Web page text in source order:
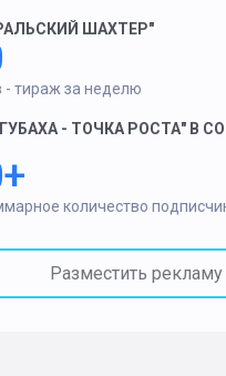
ШАХТЕР"
- тираж за неделю
- ТОЧКА РОСТА" В
количество
Разместить рекламу